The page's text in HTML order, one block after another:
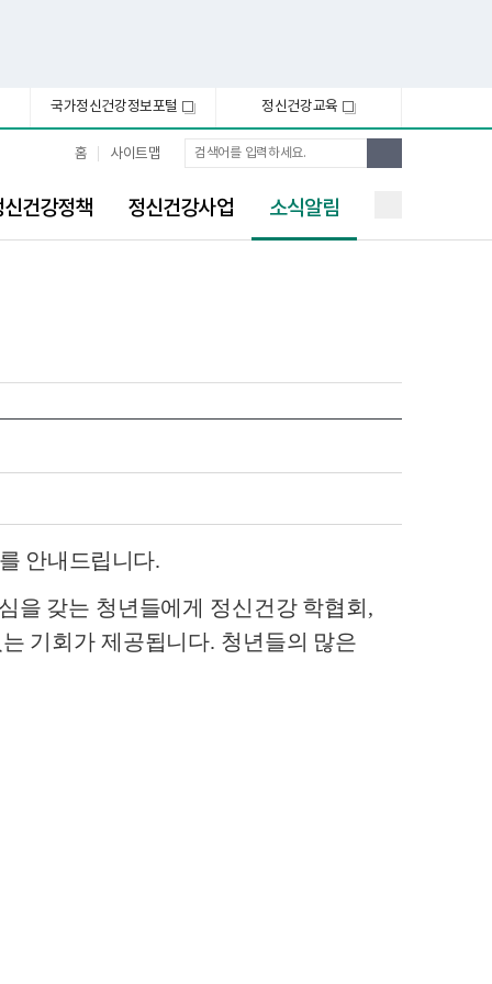
국가정신건강정보포털 새
창
정신건강교육 새
창
홈 사이트맵
통
합
색
색
건강정책 정신건강사업 소식알림
됨
안내드립니다.
을 갖는 청년들에게 정신건강 학협회,
기회가 제공됩니다. 청년들의 많은